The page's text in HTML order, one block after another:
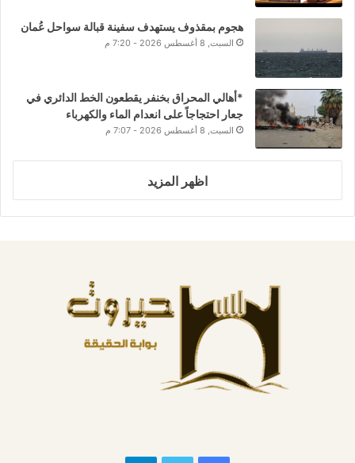
هجوم بمقذوف يستهدف سفينة قبالة سواحل عُمان
السبت, 8 أغسطس 2026 - 7:20 م
*أهالي المحراق بخنفر يقطعون الخط الدائري في
جعار احتجاجاً على انعدام الماء والكهرباء
السبت, 8 أغسطس 2026 - 7:07 م
اظهر المزيد